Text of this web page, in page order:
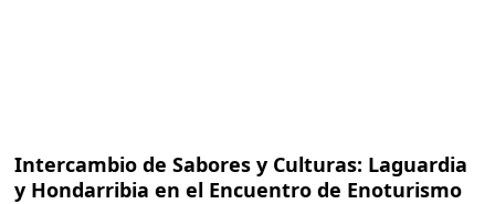
Intercambio de Sabores y Culturas: Laguardia
y Hondarribia en el Encuentro de Enoturismo